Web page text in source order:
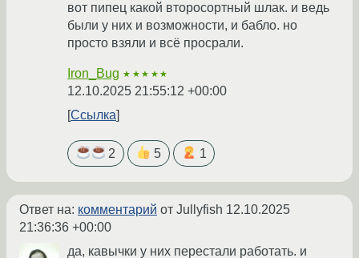
вот пипец какой второсортный шлак. и ведь
были у них и возможности, и бабло. но
просто взяли и всё просрали.
Iron_Bug ★★★★★
12.10.2025 21:55:12 +00:00
Ссылка
2 5 1
Ответ на: комментарий от Jullyfish 12.10.2025
21:36:36 +00:00
да, кавычки у них перестали работать. и